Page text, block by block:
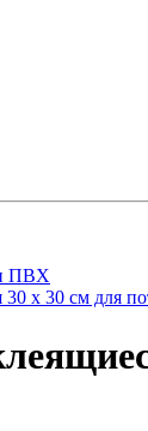
ПВХ
x 30 см для